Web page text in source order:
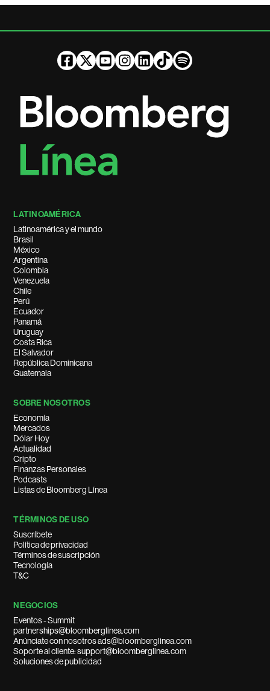
LATINOAMÉRICA
Latinoamérica y el mundo
Brasil
México
Argentina
Colombia
Venezuela
Chile
Perú
Ecuador
Panamá
Uruguay
Costa Rica
El Salvador
República Dominicana
Guatemala
SOBRE NOSOTROS
Economía
Mercados
Dólar Hoy
Actualidad
Cripto
Finanzas Personales
Podcasts
Listas de Bloomberg Línea
TÉRMINOS DE USO
Suscríbete
Política de privacidad
Términos de suscripción
Tecnología
T&C
NEGOCIOS
Eventos - Summit
partnerships@bloomberglinea.com
Anúnciate con nosotros ads@bloomberglinea.com
Soporte al cliente: support@bloomberglinea.com
Soluciones de publicidad